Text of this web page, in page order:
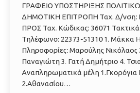
ΓΡΑΦΕΙΟ ΥΠΟΣΤΗΡΙΞΗΣ
ΔΗΜΟΤΙΚΗ ΕΠΙΤΡΟΠΗ Ταχ. Δ/νση:
ΠΡΟΣ Ταχ. Κώδικας: 36071
Τηλέφωνο: 22373-51310 1. Μάκκα
Πληροφορίες: Μαρούλης Νικόλαος
Παναγιώτη 3. Γατή Δημήτριο 4.
Αναπληρωματικά μέλη 1.Γκορόγια
2.Αθανασίου…